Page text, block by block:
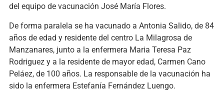
del equipo de vacunación José María Flores.
De forma paralela se ha vacunado a Antonia Salido, de 84
años de edad y residente del centro La Milagrosa de
Manzanares, junto a la enfermera Maria Teresa Paz
Rodriguez y a la residente de mayor edad, Carmen Cano
Peláez, de 100 años. La responsable de la vacunación ha
sido la enfermera Estefanía Fernández Luengo.